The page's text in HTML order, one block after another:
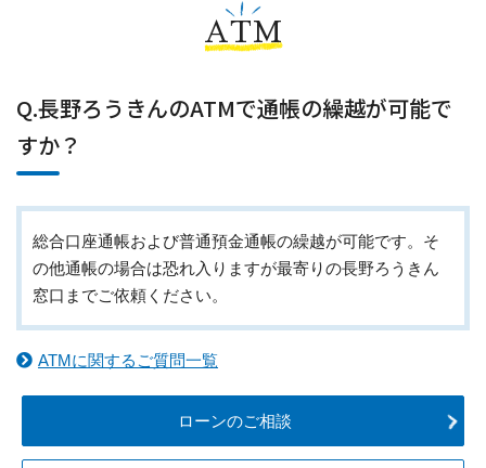
ATM
Q.長野ろうきんのATMで通帳の繰越が可能で
すか？
総合口座通帳および普通預金通帳の繰越が可能です。そ
の他通帳の場合は恐れ入りますが最寄りの長野ろうきん
窓口までご依頼ください。
ATMに関するご質問一覧
ローンのご相談